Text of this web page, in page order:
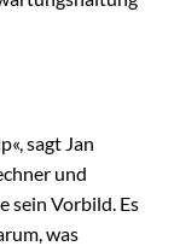
sagt Jan
und
sein Vorbild. Es
was